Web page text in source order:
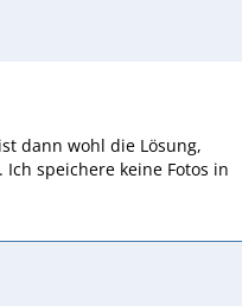
dann wohl die Lösung,
speichere keine Fotos in